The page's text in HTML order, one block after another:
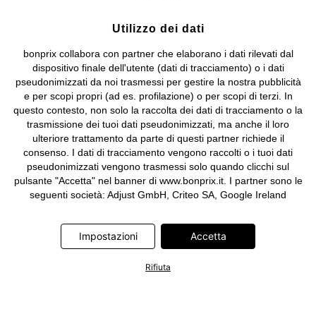
Utilizzo dei dati
bonprix collabora con partner che elaborano i dati rilevati dal
dispositivo finale dell'utente (dati di tracciamento) o i dati
pseudonimizzati da noi trasmessi per gestire la nostra pubblicità
e per scopi propri (ad es. profilazione) o per scopi di terzi. In
questo contesto, non solo la raccolta dei dati di tracciamento o la
trasmissione dei tuoi dati pseudonimizzati, ma anche il loro
ulteriore trattamento da parte di questi partner richiede il
consenso. I dati di tracciamento vengono raccolti o i tuoi dati
pseudonimizzati vengono trasmessi solo quando clicchi sul
pulsante "Accetta" nel banner di www.bonprix.it. I partner sono le
seguenti società: Adjust GmbH, Criteo SA, Google Ireland
Meta Platforms Ireland Limited, Microsoft Ireland Operations
Limited, Pinterest Europe Limited, RTB-House GmbH, TikTok
Information Technologies UK Limited. Ulteriori informazioni sul
trattamento dei dati da parte di questi partner sono disponibili
Impostazioni Accetta
Rifiuta